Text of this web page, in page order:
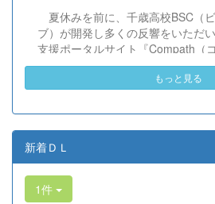
姿に、誇らしさでいっぱいです。
飛び出そう！ その温かい心と行動
する魅力的な人材へ成長していく
す！
夏休みを前に、千歳高校BSC（
ブ）が開発し多くの反響をいただ
支援ポータルサイト『Compath（
ージョンアップいたしました。
らいただいたアンケートのご意見
の実装までを行いました。今回の
ネス計算・簿記・ビジネス文書・
務分析・ビジネスコミュニケーシ
ぶ計79件の更新プログラムを一
具体的には、各検定問題数の大幅
機能の追加、フォント拡大など視
もっと見る
新着ＤＬ
1件